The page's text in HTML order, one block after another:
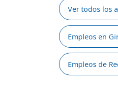
Ver todos los
Empleos en
Empleos de